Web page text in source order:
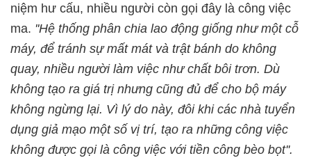
niệm hư cấu, nhiều người còn gọi đây là công việc
ma. ''Hệ thống phân chia lao động giống như một cỗ
máy, để tránh sự mất mát và trật bánh do không
quay, nhiều người làm việc như chất bôi trơn. Dù
không tạo ra giá trị nhưng cũng đủ để cho bộ máy
không ngừng lại. Vì lý do này, đôi khi các nhà tuyển
dụng giả mạo một số vị trí, tạo ra những công việc
không được gọi là công việc với tiền công bèo bọt''.